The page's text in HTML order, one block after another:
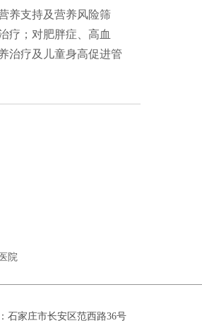
养支持及营养风险筛
疗；对肥胖症、高血
治疗及儿童身高促进管
院
石家庄市长安区范西路36号